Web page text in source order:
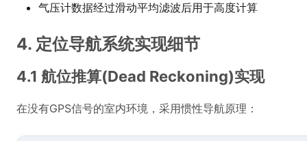
气压计数据经过滑动平均滤波后用于高度计算
4. 定位导航系统实现细节
4.1 航位推算(Dead Reckoning)实现
在没有GPS信号的室内环境，采用惯性导航原理：